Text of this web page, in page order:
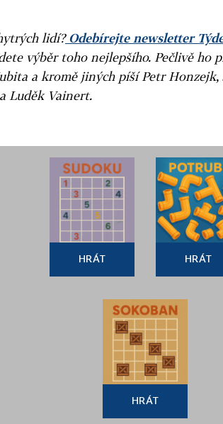
lidí?Odebírejte newsletter
výběr toho nejlepšího. Pečlivě ho
a kromě jiných píší Petr Honzejk,
Luděk Vainert.
HRÁT HRÁT
HRÁT